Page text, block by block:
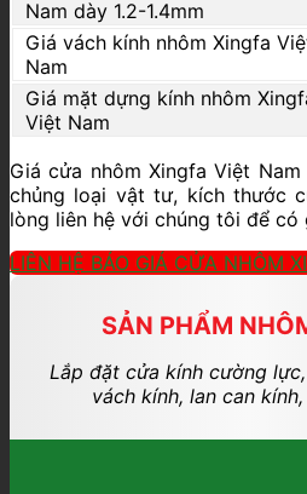
Nam dày 1.2-1.4mm
Giá vách kính nhôm Xingfa
Nam
Giá mặt dựng kính nhôm
Việt Nam
Giá cửa nhôm Xingfa Việt
chủng loại vật tư, kích thước
lòng liên hệ với chúng tôi để có
LIÊN HỆ BÁO GIÁ CỬA NHÔM
SẢN PHẨM
Lắp đặt cửa kính cường
vách kính, lan can